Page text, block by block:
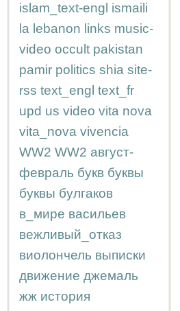
islam_text-engl ismaili
la lebanon links music-
video occult pakistan
pamir politics shia site-
rss text_engl text_fr
upd us video vita nova
vita_nova vivencia
WW2 WW2 август-
февраль букв буквы
буквы булгаков
в_мире васильев
вежливый_отказ
виолончель выписки
движение джемаль
жж история